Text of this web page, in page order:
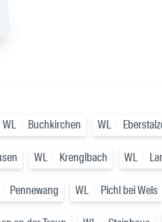
WL Buchkirchen WL
WL Krenglbach WL
Pennewang WL Pichl bei Wels